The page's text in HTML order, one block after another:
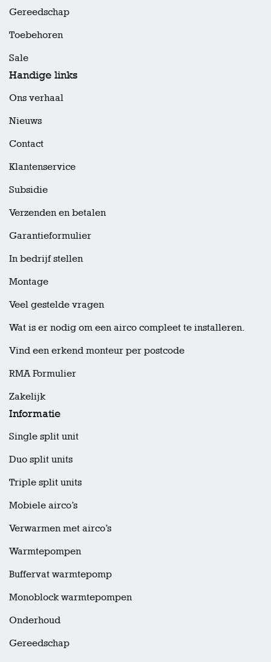
Gereedschap
Toebehoren
Sale
Handige links
Ons verhaal
Nieuws
Contact
Klantenservice
Subsidie
Verzenden en betalen
Garantieformulier
In bedrijf stellen
Montage
Veel gestelde vragen
Wat is er nodig om een airco compleet te installeren.
Vind een erkend monteur per postcode
RMA Formulier
Zakelijk
Informatie
Single split unit
Duo split units
Triple split units
Mobiele airco’s
Verwarmen met airco’s
Warmtepompen
Buffervat warmtepomp
Monoblock warmtepompen
Onderhoud
Gereedschap